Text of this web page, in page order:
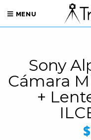
MENU
Sony
Cámara
+